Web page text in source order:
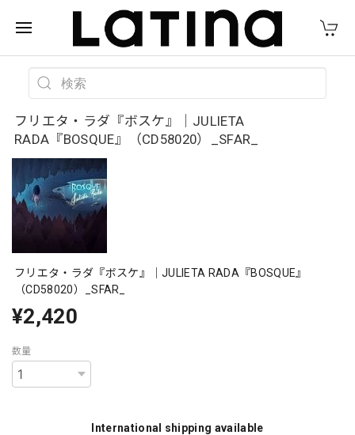
フリエタ・ラダ『ボスケ』｜JULIETA
RADA『BOSQUE』（CD58020）_SFAR_
フリエタ・ラダ『ボスケ』｜JULIETA RADA『BOSQUE』
（CD58020）_SFAR_
¥2,420
数量
International shipping available